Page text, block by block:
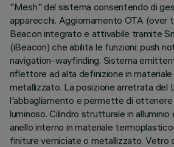
"Mesh" del sistema consentendo di
apparecchi. Aggiornamento OTA (over
Beacon integrato e attivabile tramite
(iBeacon) che abilita le funzioni: push
navigation-wayfinding. Sistema
riflettore ad alta definizione in
metallizzato. La posizione arretrata del
l'abbagliamento e permette di
luminoso. Cilindro strutturale in
anello interno in materiale
finiture verniciate o metallizzato. Vetro